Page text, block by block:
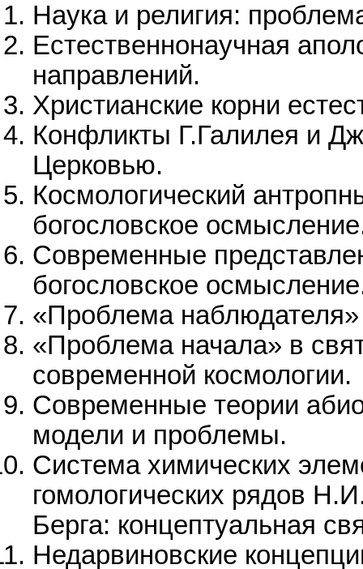
Наука и религия:
Естественнонаучная
направлений.
Христианские корни
Конфликты Г.Галилея и
Церковью.
Космологический
богословское
Современные
богословское
«Проблема
«Проблема начала» в
современной космологии.
Современные теории
модели и проблемы.
Система химических
гомологических рядов
Берга: концептуальная
Недарвиновские